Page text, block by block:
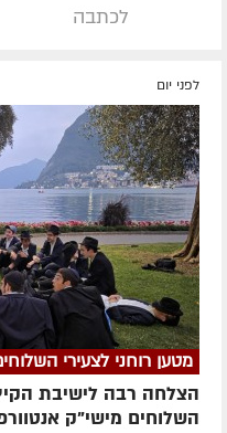
לכתבה
לפני יום
מטען רוחני לצעירי
הצלחה רבה לישיבת
השלוחים מישי"ק